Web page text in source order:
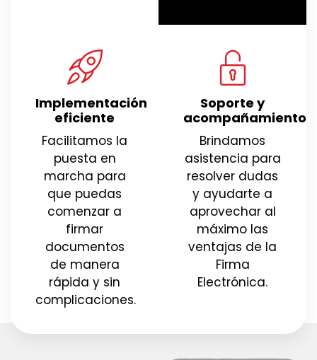
Implementación
eficiente
Facilitamos la
puesta en
marcha para
que puedas
comenzar a
firmar
documentos
de manera
rápida y sin
complicaciones.
Soporte y
acompañamiento
Brindamos
asistencia para
resolver dudas
y ayudarte a
aprovechar al
máximo las
ventajas de la
Firma
Electrónica.